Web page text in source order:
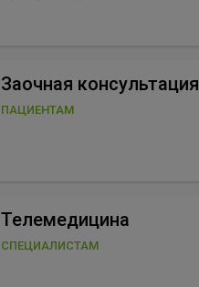
Заочная консультация
ПАЦИЕНТАМ
Телемедицина
СПЕЦИАЛИСТАМ